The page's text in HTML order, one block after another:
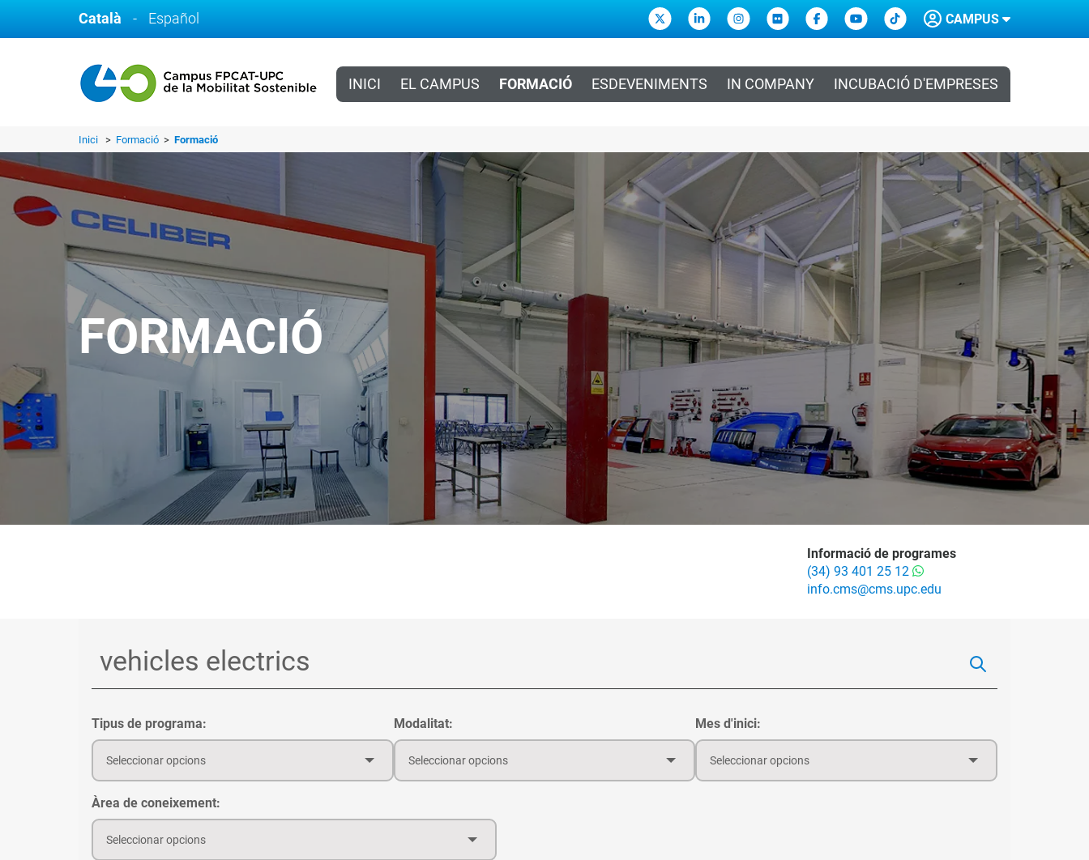
Català - Español CAMPUS
INICI EL CAMPUS FORMACIÓ ESDEVENIMENTS IN COMPANY INCUBACIÓ D'EMPRESES
Inici > Formació > Formació
FORMACIÓ
Informació de programes
(34) 93 401 25 12
info.cms@cms.upc.edu
Tipus de programa:
Seleccionar opcions
Modalitat:
Seleccionar opcions
Mes d'inici:
Seleccionar opcions
Àrea de coneixement:
Seleccionar opcions